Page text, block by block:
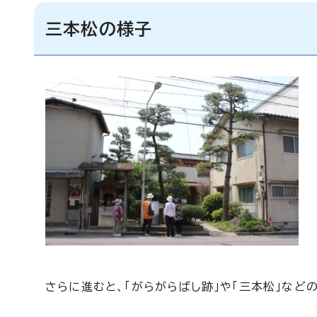
三本松の様子
さらに進むと、「がらがらばし跡」や「三本松」など